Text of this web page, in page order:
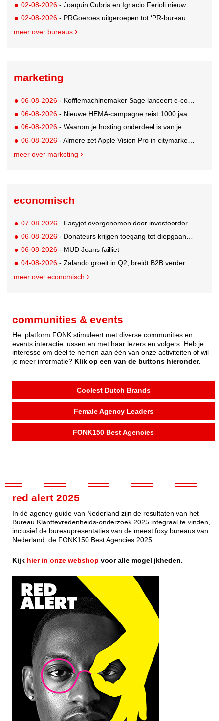
02-08-2026 - Joaquin Cubria en Ignacio Ferioli nieuwe Global CCO’s GUT, Renata Neumann Global Head of Production
02-08-2026 - PRGoeroes uitgeroepen tot ‘PR-bureau van het jaar 2026’
meer over bureaus
marketing
06-08-2026 - Koffiemachinemaker Sage lanceert e-commerceplatform voor koffieliefhebbers
06-08-2026 - Nieuwe HEMA-campagne reist 1000 jaar terug in de tijd naar 'Hemastein'
06-08-2026 - Waarom je hosting onderdeel is van je merkstrategie
06-08-2026 - Almere zet Apple Vision Pro in citymarketing
meer over marketing
economisch
07-08-2026 - Easyjet overgenomen door investeerder Apollo
06-08-2026 - Donateurs krijgen toegang tot diepgaandere informatie over goede doelen
06-08-2026 - MUD Jeans failliet
04-08-2026 - Zalando groeit in Q2, breidt B2B verder uit en innoveert met AI
meer over economisch
communities & events
Het platform FONK stimuleert met diverse communities en
events interactie tussen en met haar lezers en volgers. Heb je
interesse om deel te nemen aan één van onze activiteiten of wil
je meer informatie? Klik op een van de buttons hieronder.
Coolest Dutch Brands
Female Agency Leaders
FONK150 Best Agencies
red alert 2025
In dè agency-guide van Nederland zijn de resultaten van het
Bureau Klanttevredenheids-onderzoek 2025 integraal te vinden,
inclusief de bureaupresentaties van de meest foxy bureaus van
Nederland: de FONK150 Best Agencies 2025.
Kijk hier in onze webshop voor alle mogelijkheden.